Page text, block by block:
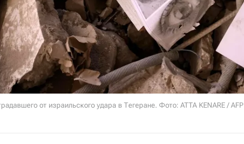
от израильского удара в Тегеране. Фото: ATTA KENARE / AFP